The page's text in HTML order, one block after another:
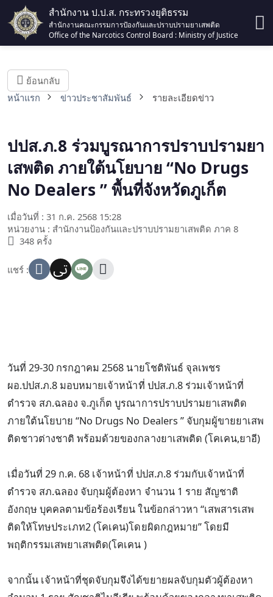
สำนักงาน ป.ป.ส. กระทรวงยุติธรรม
สำนักงานคณะกรรมการป้องกันและปราบปรามยาเสพติด
Office of the Narcotics Control Board : Ministry of Justice
ย้อนกลับ
หน้าแรก ข่าวประชาสัมพันธ์ รายละเอียดข่าว
ปปส.ภ.8 ร่วมบูรณาการปราบปรามยา
เสพติด ภายใต้นโยบาย “No Drugs
No Dealers ” พื้นที่จังหวัดภูเก็ต
เมื่อวันที่ : 31 ก.ค. 2568 15:28
หน่วยงาน : สำนักงานป้องกันและปราบปรามยาเสพติด ภาค 8
348 ครั้ง
แชร์ :
วันที่ 29-30 กรกฎาคม 2568 นายโชติพันธ์ จุลเพชร
ผอ.ปปส.ภ.8 มอบหมายเจ้าหน้าที่ ปปส.ภ.8 ร่วมเจ้าหน้าที่
ตำรวจ สภ.ฉลอง จ.ภูเก็ต บูรณาการปราบปรามยาเสพติด
ภายใต้นโยบาย “No Drugs No Dealers ” จับกุมผู้ขายยาเสพ
ติดชาวต่างชาติ พร้อมด้วยของกลางยาเสพติด (โคเคน,ยาอี)
เมื่อวันที่ 29 ก.ค. 68 เจ้าหน้าที่ ปปส.ภ.8 ร่วมกับเจ้าหน้าที่
ตำรวจ สภ.ฉลอง จับกุมผู้ต้องหา จำนวน 1 ราย สัญชาติ
อังกฤษ บุคคลตามข้อร้องเรียน ในข้อกล่าวหา “เสพสารเสพ
ติดให้โทษประเภท2 (โคเคน)โดยผิดกฎหมาย” โดยมี
พฤติกรรมเสพยาเสพติด(โคเคน )
จากนั้น เจ้าหน้าที่ชุดจับกุมจึงได้ขยายผลจับกุมตัวผู้ต้องหา